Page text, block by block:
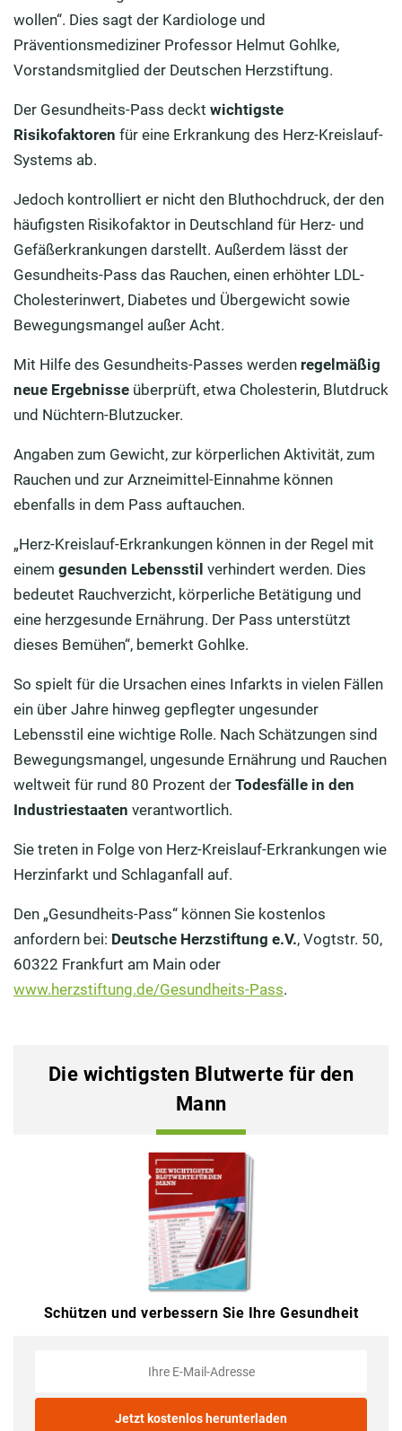
wollen“. Dies sagt der Kardiologe und
Präventionsmediziner Professor Helmut Gohlke,
Vorstandsmitglied der Deutschen Herzstiftung.
Der Gesundheits-Pass deckt wichtigste
Risikofaktoren für eine Erkrankung des Herz-Kreislauf-
Systems ab.
Jedoch kontrolliert er nicht den Bluthochdruck, der den
häufigsten Risikofaktor in Deutschland für Herz- und
Gefäßerkrankungen darstellt. Außerdem lässt der
Gesundheits-Pass das Rauchen, einen erhöhter LDL-
Cholesterinwert, Diabetes und Übergewicht sowie
Bewegungsmangel außer Acht.
Mit Hilfe des Gesundheits-Passes werden regelmäßig
neue Ergebnisse überprüft, etwa Cholesterin, Blutdruck
und Nüchtern-Blutzucker.
Angaben zum Gewicht, zur körperlichen Aktivität, zum
Rauchen und zur Arzneimittel-Einnahme können
ebenfalls in dem Pass auftauchen.
„Herz-Kreislauf-Erkrankungen können in der Regel mit
einem gesunden Lebensstil verhindert werden. Dies
bedeutet Rauchverzicht, körperliche Betätigung und
eine herzgesunde Ernährung. Der Pass unterstützt
dieses Bemühen“, bemerkt Gohlke.
So spielt für die Ursachen eines Infarkts in vielen Fällen
ein über Jahre hinweg gepflegter ungesunder
Lebensstil eine wichtige Rolle. Nach Schätzungen sind
Bewegungsmangel, ungesunde Ernährung und Rauchen
weltweit für rund 80 Prozent der Todesfälle in den
Industriestaaten verantwortlich.
Sie treten in Folge von Herz-Kreislauf-Erkrankungen wie
Herzinfarkt und Schlaganfall auf.
Den „Gesundheits-Pass“ können Sie kostenlos
anfordern bei: Deutsche Herzstiftung e.V., Vogtstr. 50,
60322 Frankfurt am Main oder
www.herzstiftung.de/Gesundheits-Pass.